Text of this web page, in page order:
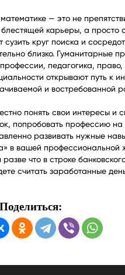
— это не
блестящей карьеры, а просто
сузить круг поиска и
близко. Гуманитарные
педагогика,
открывают путь к
и востребованной
понять свои интересы и
попробовать профессию на
развивать нужные
в вашей профессиональной
разве что в строке
считать заработанные
Поделиться:
Формы